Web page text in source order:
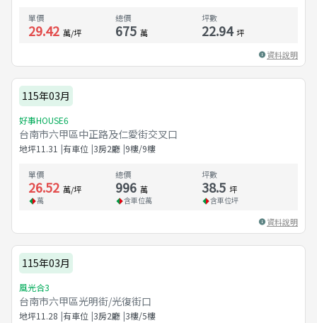
單價
29.42 萬/坪
總價
675 萬
坪數
22.94 坪
資料說明
115年03月
好事HOUSE6
台南市六甲區中正路及仁愛街交叉口
地坪11.31 有車位 3房2廳 9樓/9樓
單價
26.52 萬/坪
萬
總價
996 萬
含車位萬
坪數
38.5 坪
含車位坪
資料說明
115年03月
風光合3
台南市六甲區光明街/光復街口
地坪11.28 有車位 3房2廳 3樓/5樓